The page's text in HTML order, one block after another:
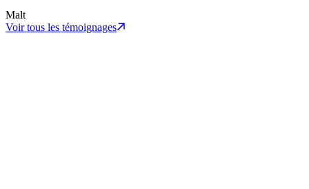
Malt
Voir tous les témoignages